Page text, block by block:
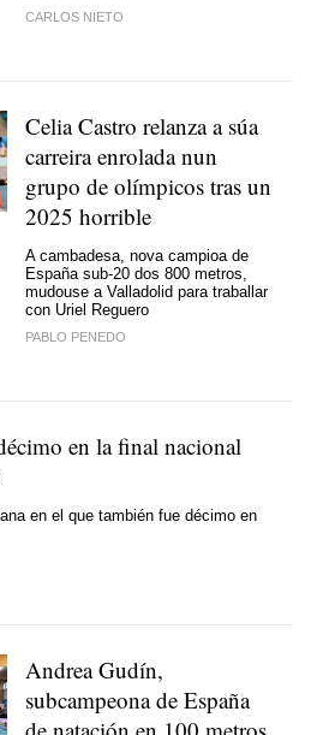
CARLOS NIETO
Celia Castro relanza a súa
carreira enrolada nun
grupo de olímpicos tras un
2025 horrible
A cambadesa, nova campioa de
España sub-20 dos 800 metros,
mudouse a Valladolid para traballar
con Uriel Reguero
PABLO PENEDO
en la final nacional
en el que también fue décimo en
Andrea Gudín,
subcampeona de España